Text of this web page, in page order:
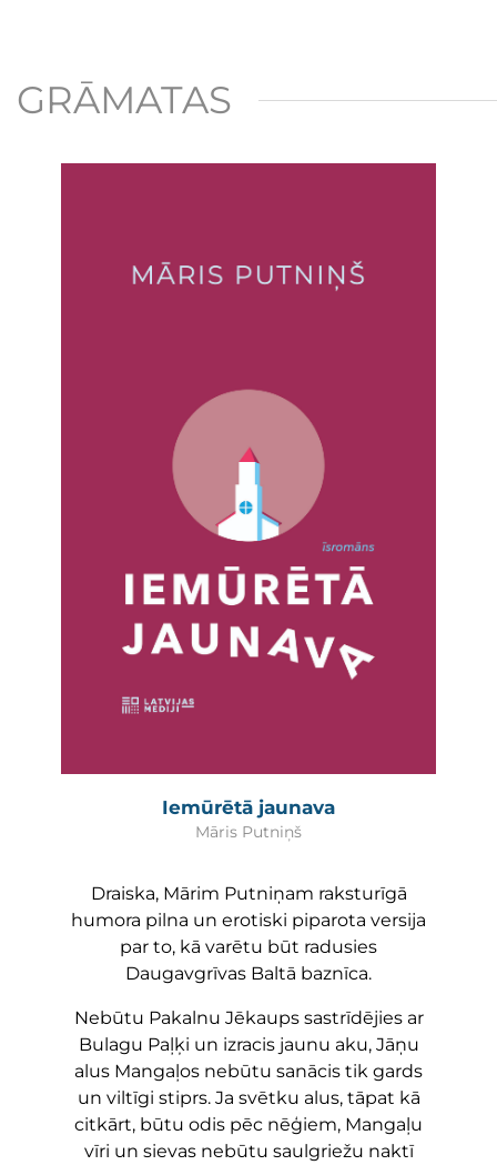
GRĀMATAS
Iemūrētā jaunava
Māris Putniņš
Draiska, Mārim Putniņam raksturīgā
humora pilna un erotiski piparota versija
par to, kā varētu būt radusies
Daugavgrīvas Baltā baznīca.
Nebūtu Pakalnu Jēkaups sastrīdējies ar
Bulagu Paļķi un izracis jaunu aku, Jāņu
alus Mangaļos nebūtu sanācis tik gards
un viltīgi stiprs. Ja svētku alus, tāpat kā
citkārt, būtu odis pēc nēģiem, Mangaļu
vīri un sievas nebūtu saulgriežu naktī